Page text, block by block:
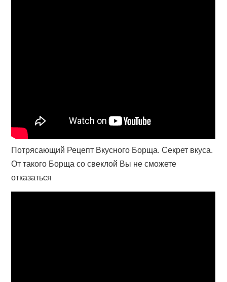
Потрясающий Рецепт Вкусного Борща. Секрет вкуса.
От такого Борща со свеклой Вы не сможете
отказаться